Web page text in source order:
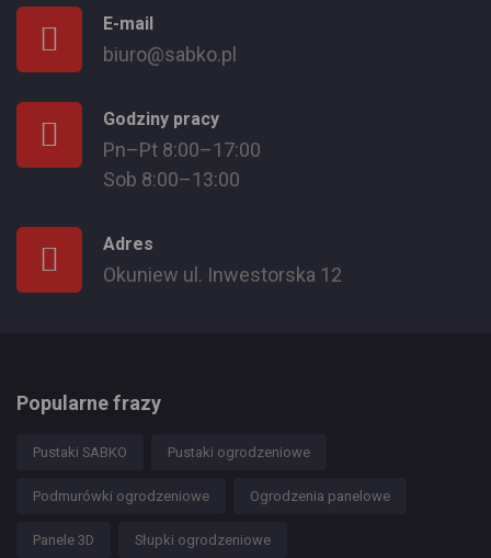
E-mail
biuro@sabko.pl
Godziny pracy
Pn–Pt 8:00–17:00
Sob 8:00–13:00
Adres
Okuniew ul. Inwestorska 12
Popularne frazy
Pustaki SABKO Pustaki ogrodzeniowe
Podmurówki ogrodzeniowe Ogrodzenia panelowe
Panele 3D Słupki ogrodzeniowe